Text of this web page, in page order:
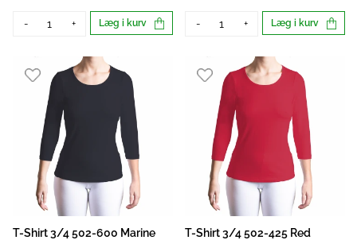
- + Læg i kurv - + Læg i kurv
T-Shirt 3/4 502-600 Marine T-Shirt 3/4 502-425 Red